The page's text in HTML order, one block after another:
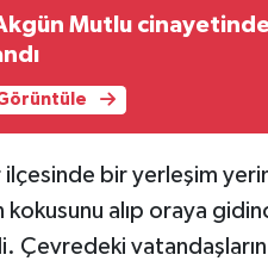
Mutlu
ilçesinde bir yerleşim
alıp oraya
Çevredeki